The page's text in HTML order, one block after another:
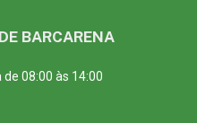
BARCARENA
08:00 às 14:00